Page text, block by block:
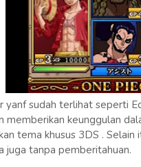
sudah terlihat seperti
memberikan keunggulan
tema khusus 3DS . Selain
juga tanpa pemberitahuan.